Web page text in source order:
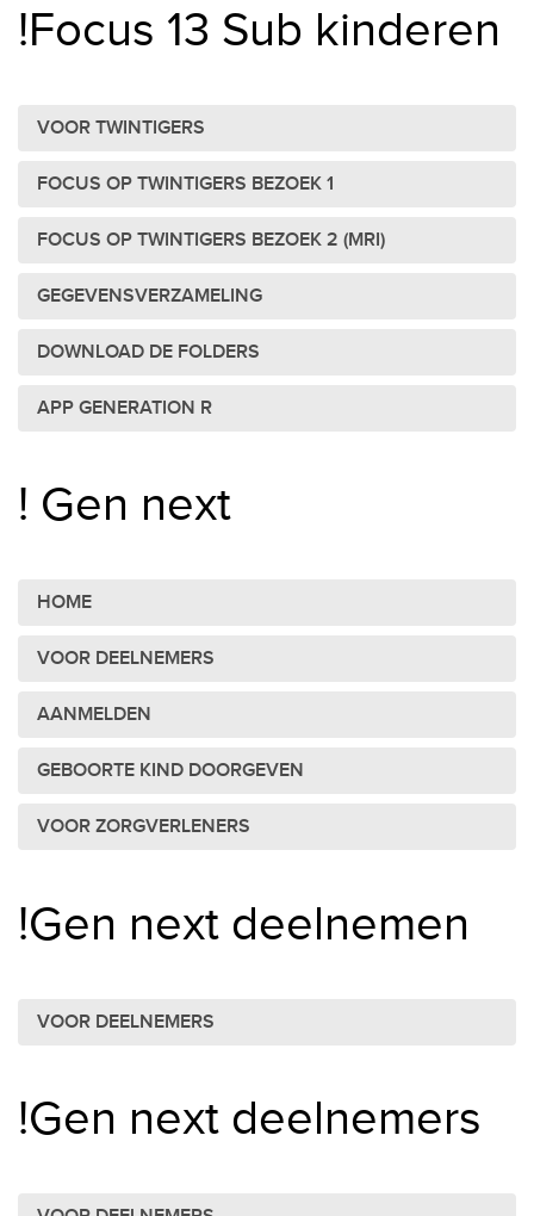
!Focus 13 Sub kinderen
VOOR TWINTIGERS
FOCUS OP TWINTIGERS BEZOEK 1
FOCUS OP TWINTIGERS BEZOEK 2 (MRI)
GEGEVENSVERZAMELING
DOWNLOAD DE FOLDERS
APP GENERATION R
! Gen next
HOME
VOOR DEELNEMERS
AANMELDEN
GEBOORTE KIND DOORGEVEN
VOOR ZORGVERLENERS
!Gen next deelnemen
VOOR DEELNEMERS
!Gen next deelnemers